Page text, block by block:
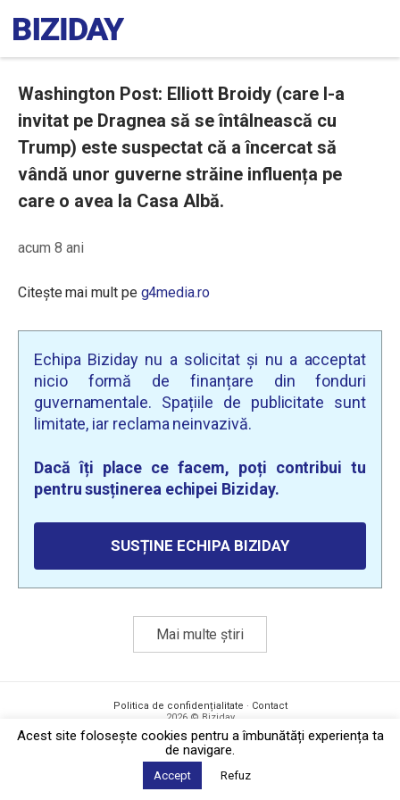
Washington Post: Elliott Broidy (care l-a
invitat pe Dragnea să se întâlnească cu
Trump) este suspectat că a încercat să
vândă unor guverne străine influența pe
care o avea la Casa Albă.
acum 8 ani
Citește mai mult pe g4media.ro
Echipa Biziday nu a solicitat și nu a acceptat
nicio formă de finanțare din fonduri
guvernamentale. Spațiile de publicitate sunt
limitate, iar reclama neinvazivă.
Dacă îți place ce facem, poți contribui tu
pentru susținerea echipei Biziday.
SUSȚINE ECHIPA BIZIDAY
Mai multe știri
Politica de confidențialitate · Contact
2026 © Biziday
Acest site foloseşte cookies pentru a îmbunătăți experiența ta
de navigare.
Accept Refuz